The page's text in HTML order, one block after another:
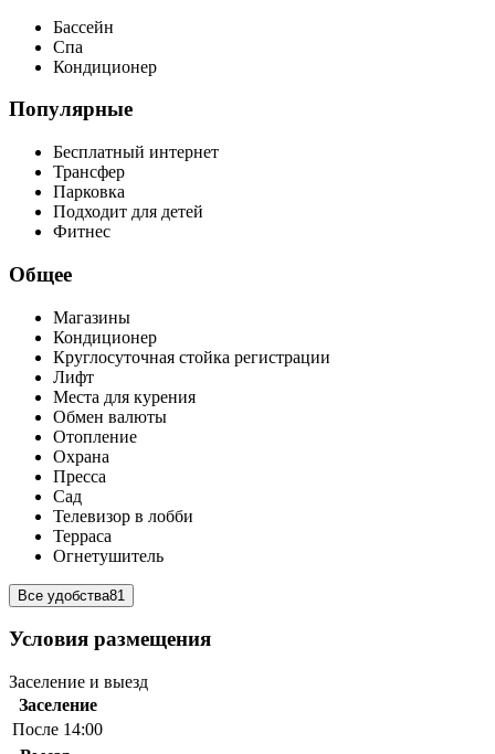
Бассейн
Спа
Кондиционер
Популярные
Бесплатный интернет
Трансфер
Парковка
Подходит для детей
Фитнес
Общее
Магазины
Кондиционер
Круглосуточная стойка регистрации
Лифт
Места для курения
Обмен валюты
Отопление
Охрана
Пресса
Сад
Телевизор в лобби
Терраса
Огнетушитель
Все удобства81
Условия размещения
Заселение и выезд
Заселение
После 14:00